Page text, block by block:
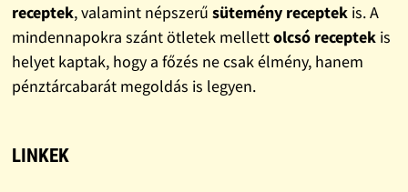
receptek, valamint népszerű sütemény receptekis. A
mindennapokra szánt ötletek mellettolcsó receptekis
helyet kaptak, hogy a főzés ne csak élmény, hanem
pénztárcabarát megoldás is legyen.
LINKEK